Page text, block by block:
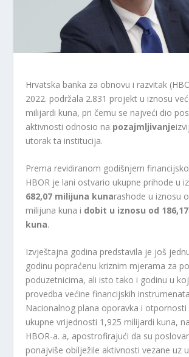
Hrvatska banka za obnovu i razvitak
2022. podržala 2.831 projekt u iznosu
milijardi kuna, pri čemu se najveći dio
aktivnosti odnosio na pozajmljivanje
utorak ta institucija.
Prema revidiranom godišnjem
HBOR je lani ostvario ukupne prihode u
682,07 milijuna kunarashode u iznosu
milijuna kuna i dobit u iznosu od
kuna.
Izvještajna godina predstavila je još
godinu popraćenu kriznim mjerama za
poduzetnicima, ali isto tako i godinu u
provedba većine financijskih
Nacionalnog plana oporavka i otpornosti
ukupne vrijednosti 1,925 milijardi kuna,
HBOR-a. a, apostrofirajući da su
ponajviše obilježile aktivnosti vezane uz